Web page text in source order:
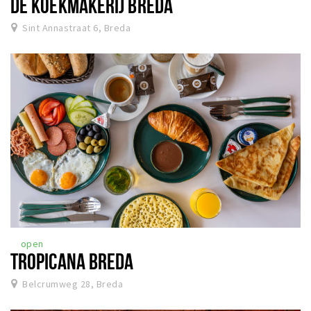
DE KOEKMAKERIJ BREDA
Sint Annastraat 6, Breda
open
TROPICANA BREDA
Belcrumweg 28, Breda